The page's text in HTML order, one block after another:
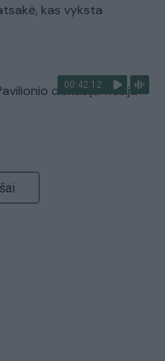
kas vyksta
00:42:12
diskusija: Rusija